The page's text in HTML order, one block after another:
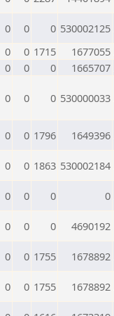
0 0 0 530002125
0 0 1715 1677055
0 0 0 1665707
0 0 0 530000033
0 0 1796 1649396
0 0 1863 530002184
0 0 0 0
0 0 0 4690192
0 0 1755 1678892
0 0 1755 1678892